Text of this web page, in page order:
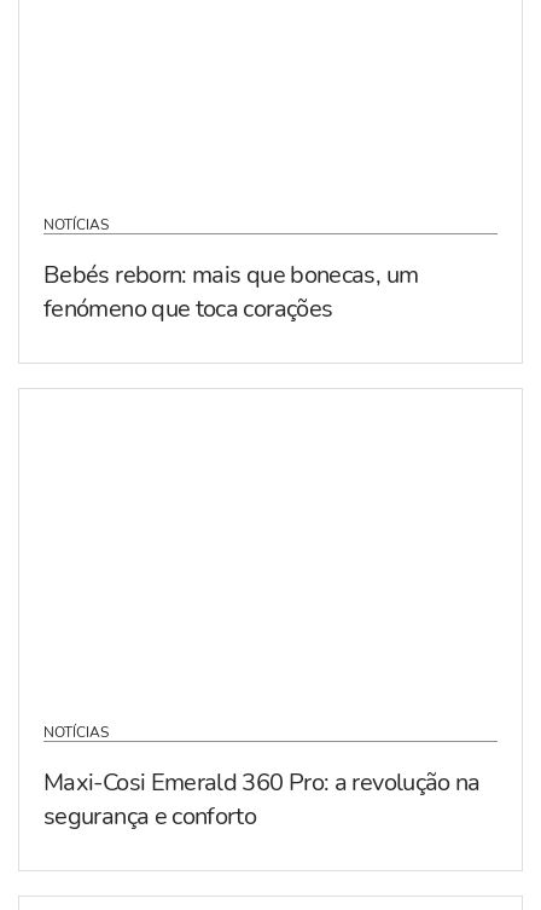
NOTÍCIAS
Bebés reborn: mais que bonecas, um
fenómeno que toca corações
NOTÍCIAS
Maxi-Cosi Emerald 360 Pro: a revolução na
segurança e conforto